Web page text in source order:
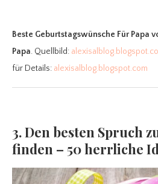
Beste Geburtstagswünsche Für Papa
Papa. Quellbild:
für Details: alexisalblog.blogspot.com
3. Den besten Spruch
finden – 50 herrliche